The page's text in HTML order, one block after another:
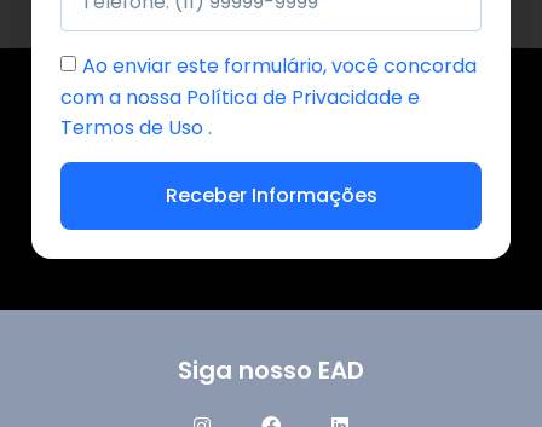
Ao enviar este formulário, você concorda
com a nossa Política de Privacidade e
Termos de Uso .
Receber Informações
Siga nosso EAD